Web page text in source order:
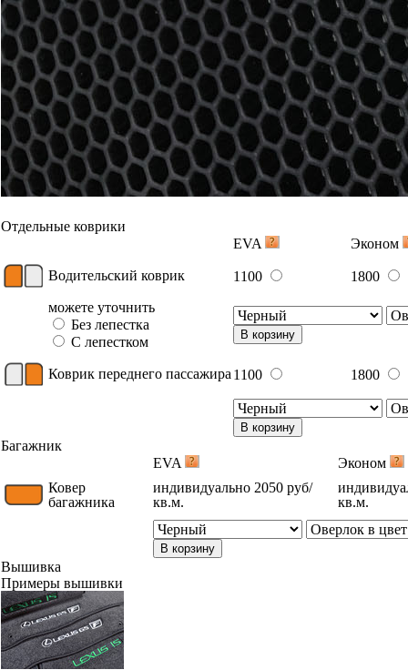
Отдельные коврики
EVA
Эконом
Водительский коврик 1100
1800
можете уточнить
Без лепестка
С лепестком
В корзину
Коврик переднего пассажира 1100 1800
В корзину
Багажник
EVA
Эконом
Ковер
багажника
индивидуально 2050 руб/
кв.м.
кв.м.
В корзину
Вышивка
Примеры вышивки